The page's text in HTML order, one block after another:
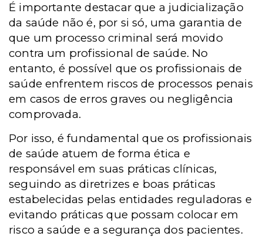
É importante destacar que a judicialização
da saúde não é, por si só, uma garantia de
que um processo criminal será movido
contra um profissional de saúde. No
entanto, é possível que os profissionais de
saúde enfrentem riscos de processos penais
em casos de erros graves ou negligência
comprovada.
Por isso, é fundamental que os profissionais
de saúde atuem de forma ética e
responsável em suas práticas clínicas,
seguindo as diretrizes e boas práticas
estabelecidas pelas entidades reguladoras e
evitando práticas que possam colocar em
risco a saúde e a segurança dos pacientes.